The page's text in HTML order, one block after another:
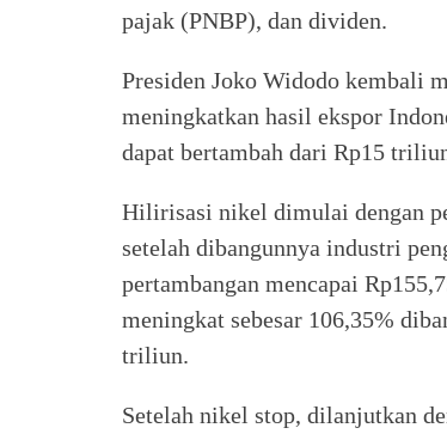
pajak (PNBP), dan dividen.
Presiden Joko Widodo kembali
meningkatkan hasil ekspor
dapat bertambah dari Rp15
Hilirisasi nikel dimulai dengan
setelah dibangunnya industri
pertambangan mencapai
meningkat sebesar 106,35%
triliun.
Setelah nikel stop, dilanjutkan